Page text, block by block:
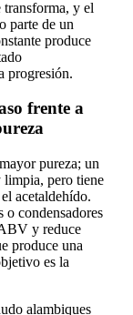
transforma, y el
parte de un
produce
progresión.
frente a
pureza; un
limpia, pero tiene
acetaldehído.
o condensadores
y reduce
produce una
es la
alambiques